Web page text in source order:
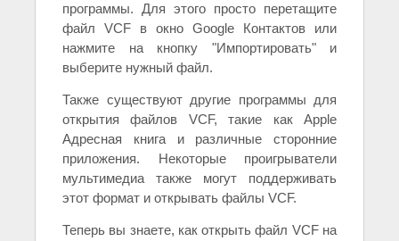
программы. Для этого просто перетащите
файл VCF в окно Google Контактов или
нажмите на кнопку "Импортировать" и
выберите нужный файл.
Также существуют другие программы для
открытия файлов VCF, такие как Apple
Адресная книга и различные сторонние
приложения. Некоторые проигрыватели
мультимедиа также могут поддерживать
этот формат и открывать файлы VCF.
Теперь вы знаете, как открыть файл VCF на